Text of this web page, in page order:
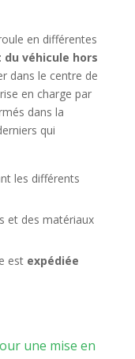
en différentes
véhicule hors
dans le centre de
en charge par
dans la
qui
les différents
et des matériaux
est expédiée
une mise en